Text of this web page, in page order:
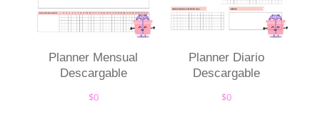
Planner Mensual
Descargable
$0
Planner Diario
Descargable
$0